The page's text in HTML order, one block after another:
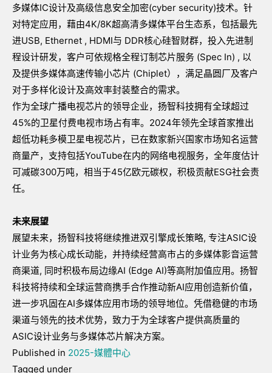
多媒体IC设计及高级信息安全加密(cyber security)技术。针
对特定应用，藉由4K/8K超高清多媒体平台生态系，包括最先
进USB, Ethernet , HDMI与 DDR核心硅智财群，投入先进制
程设计研发，客户可依规格全程订制芯片服务 (Spec In) , 以
及提供多媒体高速传输小芯片 (Chiplet），满足晶圆厂及客户
对于多样化设计及高效率封装整合的需求。
作为全球广播电视芯片的领导企业，扬智科技拥有全球超过
45%的卫星付费电视市场占有率。2024年领先全球首家推出
超低功耗多模卫星电视芯片，已在数家新兴国家市场知名运营
商量产，支持包括YouTube在内的网络电视服务，全年度估计
可减碳300万吨，相当于45亿欧元碳权，积极贡献ESG社会责
任。
未来展望
展望未来，扬智科技将继续推进双引擎成长策略, 专注ASIC设
计业务为核心成长动能，并持续经营高市占的多媒体影音运营
商渠道, 同时积极布局边缘AI (Edge AI)等高附加值应用。扬智
科技将持续和全球运营商携手合作推动新AI应用创造新价值，
进一步巩固在AI多媒体应用市场的领导地位。凭借稳健的市场
渠道与领先的技术优势，致力于为全球客户提供高质量的
ASIC设计业务与多媒体芯片解决方案。
Published in 2025-媒體中心
Tagged under